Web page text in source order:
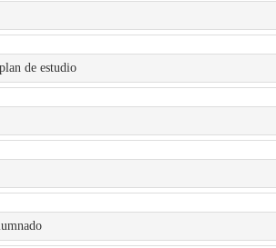
de estudio